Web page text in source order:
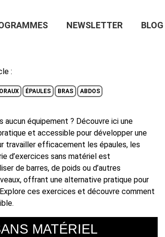
NEWSLETTER BLOG
:
ÉPAULES BRAS ABDOS
aucun équipement ? Découvre ici une
et accessible pour développer une
travailler efficacement les épaules, les
d’exercices sans matériel est
de barres, de poids ou d’autres
offrant une alternative pratique pour
ces exercices et découvre comment
MATÉRIEL